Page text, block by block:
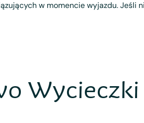
w momencie wyjazdu. Jeśli
Wycieczki